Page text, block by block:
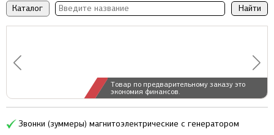
Каталог
Товар по предварительному заказу это
экономия финансов.
Звонки (зуммеры) магнитоэлектрические c генератором